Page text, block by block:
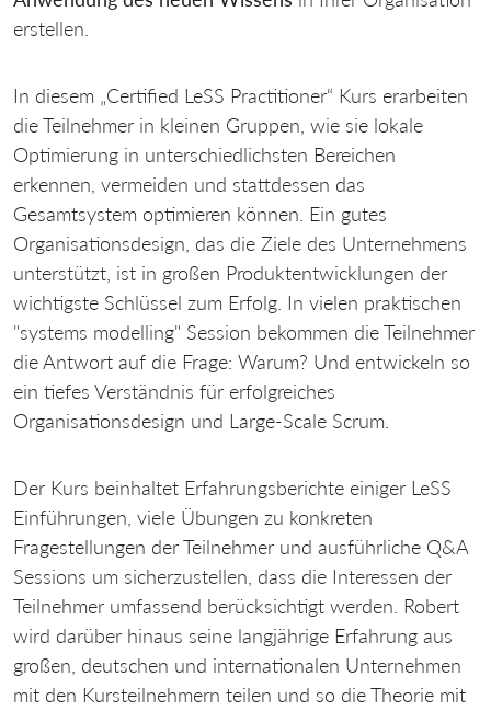
erstellen.
In diesem „Certified LeSS Practitioner“ Kurs erarbeiten
die Teilnehmer in kleinen Gruppen, wie sie lokale
Optimierung in unterschiedlichsten Bereichen
erkennen, vermeiden und stattdessen das
Gesamtsystem optimieren können. Ein gutes
Organisationsdesign, das die Ziele des Unternehmens
unterstützt, ist in großen Produktentwicklungen der
wichtigste Schlüssel zum Erfolg. In vielen praktischen
"systems modelling" Session bekommen die Teilnehmer
die Antwort auf die Frage: Warum? Und entwickeln so
ein tiefes Verständnis für erfolgreiches
Organisationsdesign und Large-Scale Scrum.
Der Kurs beinhaltet Erfahrungsberichte einiger LeSS
Einführungen, viele Übungen zu konkreten
Fragestellungen der Teilnehmer und ausführliche Q&A
Sessions um sicherzustellen, dass die Interessen der
Teilnehmer umfassend berücksichtigt werden. Robert
wird darüber hinaus seine langjährige Erfahrung aus
großen, deutschen und internationalen Unternehmen
mit den Kursteilnehmern teilen und so die Theorie mit